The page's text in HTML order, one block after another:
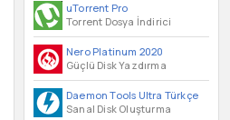
uTorrent Pro
Torrent Dosya İndirici
Nero Platinum 2020
Güçlü Disk Yazdırma
Daemon Tools Ultra Türkçe
Sanal Disk Oluşturma